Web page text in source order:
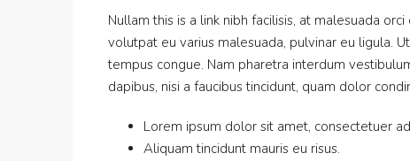
Nullam this is a link nibh facilisis, at malesuada
volutpat eu varius malesuada, pulvinar eu ligula.
tempus congue. Nam pharetra interdum
dapibus, nisi a faucibus tincidunt, quam dolor
Lorem ipsum dolor sit amet, consectetuer
Aliquam tincidunt mauris eu risus.